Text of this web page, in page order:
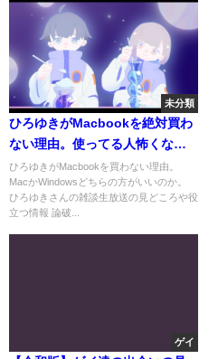
未分類
ひろゆきがMacbookを絶対買わ
ない理由。使ってる人怖くない
の？また、MacかWindowsどち
らの方がいいのかひろゆきが回
答する【切り抜き/論破】
ひろゆきがMacbookを買わない理由。
MacかWindowsどちらの方がいいのか。
ひろゆきさんの雑談生放送の見どころや役
立つ情報 論破...
ゲイ